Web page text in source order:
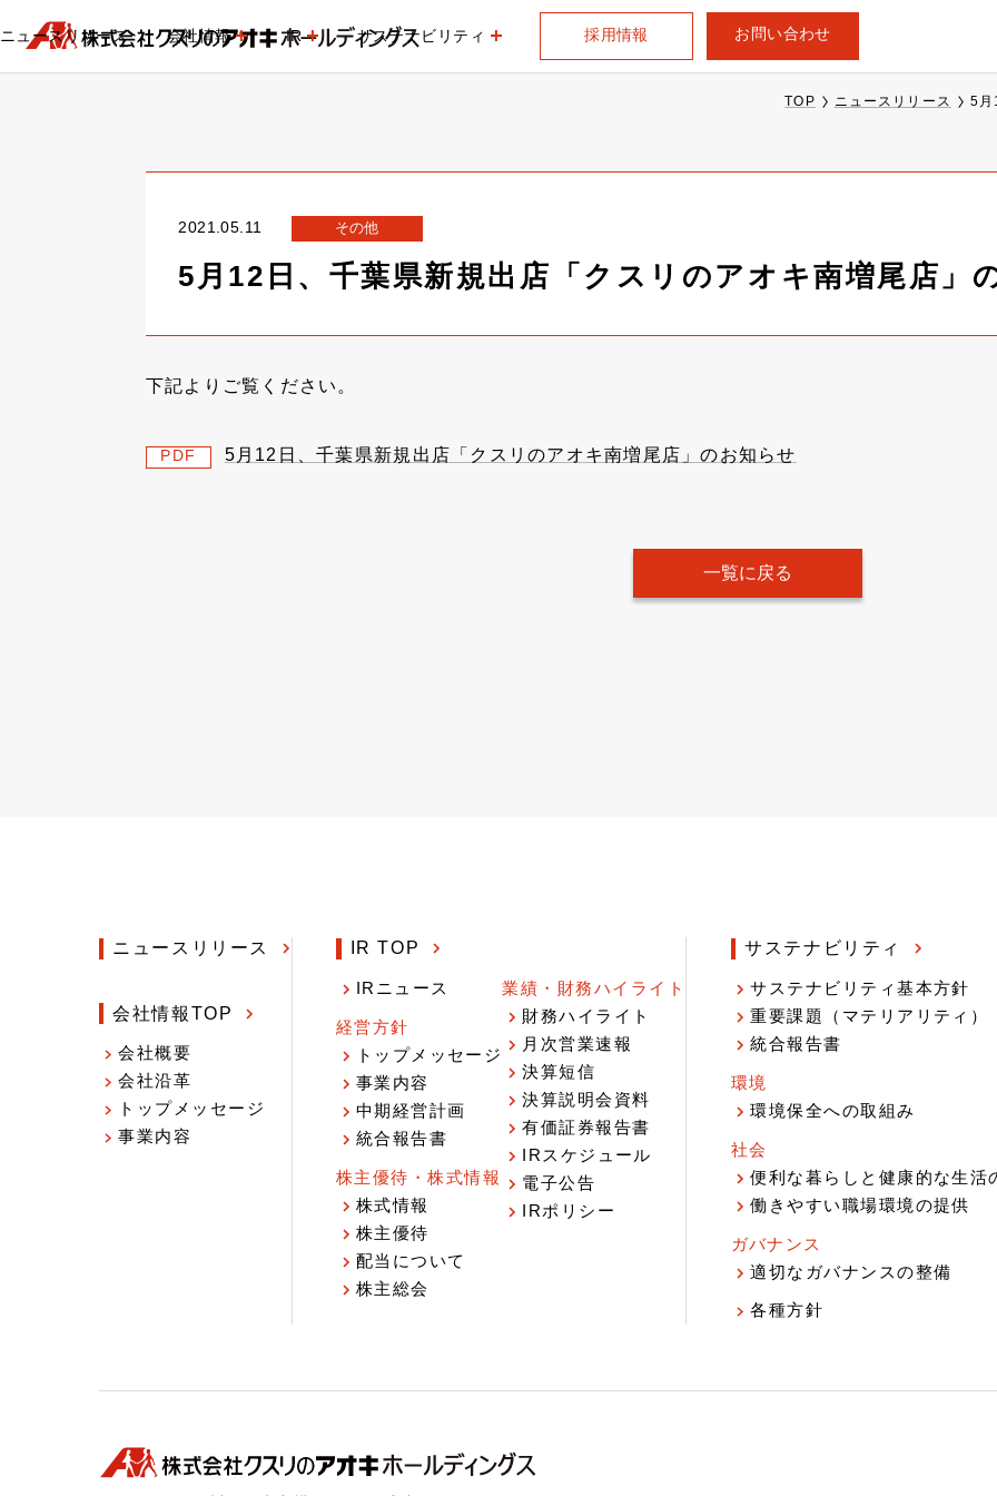
ニュースリリース 会社情報 IR サステナビリティ 採用情報 お問い合わせ
TOP ニュースリリース 5月
2021.05.11 その他
5月12日、千葉県新規出店「クスリのアオキ南増尾店」
下記よりご覧ください。
PDF 5月12日、千葉県新規出店「クスリのアオキ南増尾店」のお知らせ
一覧に戻る
ニュースリリース
会社情報TOP
会社概要
会社沿革
トップメッセージ
事業内容
IR TOP
IRニュース
経営方針
トップメッセージ
事業内容
中期経営計画
統合報告書
株主優待・株式情報
株式情報
株主優待
配当について
株主総会
業績・財務ハイライト
財務ハイライト
月次営業速報
決算短信
決算説明会資料
有価証券報告書
IRスケジュール
電子公告
IRポリシー
サステナビリティ
サステナビリティ基本方針
重要課題（マテリアリティ）
統合報告書
環境
環境保全への取組み
社会
便利な暮らしと健康的な生活
働きやすい職場環境の提供
ガバナンス
適切なガバナンスの整備
各種方針